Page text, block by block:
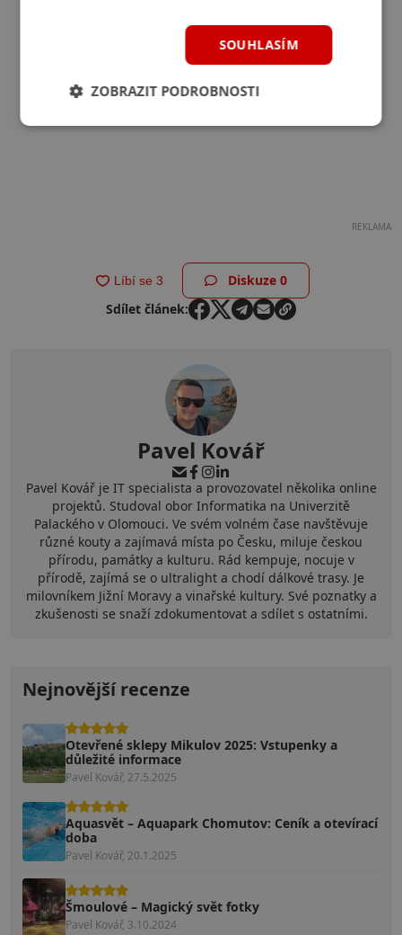
REKLAMA
Diskuze0
Sdílet článek:
Pavel Kovář
Pavel Kovář je IT specialista a provozovatel několika online
projektů. Studoval obor Informatika na Univerzitě
Palackého v Olomouci. Ve svém volném čase navštěvuje
různé kouty a zajímavá místa po Česku, miluje českou
přírodu, památky a kulturu. Rád kempuje, nocuje v
přírodě, zajímá se o ultralight a chodí dálkové trasy. Je
milovníkem Jižní Moravy a vinařské kultury. Své poznatky a
zkušenosti se snaží zdokumentovat a sdílet s ostatními.
Nejnovější recenze
Otevřené sklepy Mikulov 2025: Vstupenky a
důležité informace
Pavel Kovář, 27.5.2025
Aquasvět – Aquapark Chomutov: Ceník a otevírací
doba
Pavel Kovář, 20.1.2025
Šmoulové – Magický svět fotky
Pavel Kovář, 3.10.2024
SOUHLASÍM
ZOBRAZIT PODROBNOSTI